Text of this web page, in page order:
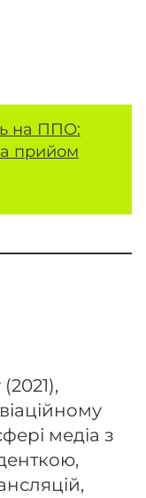
на ППО:
прийом
медіа з